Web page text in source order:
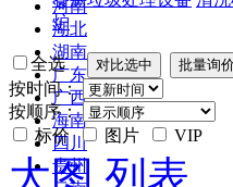
河南
湖北
湖南
广东
广西
海南
四川
贵州
炉
全选
按时间：
按顺序：
标价
图片 VIP
大图 列表